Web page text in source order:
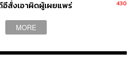
วอนั้นควรจะแล้วเสร็จภายในเดือน
งเข้มงวดในพื้นที่ที่มีชาวเซิร์บอาศัย
สั่งเอาผิดผู้เผยแพร่
430
MORE